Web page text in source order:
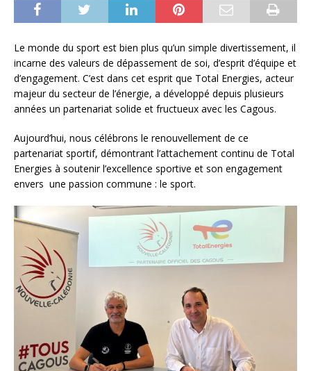
Le monde du sport est bien plus qu’un simple divertissement, il
incarne des valeurs de dépassement de soi, d’esprit d’équipe et
d’engagement. C’est dans cet esprit que Total Energies, acteur
majeur du secteur de l’énergie, a développé depuis plusieurs
années un partenariat solide et fructueux avec les Cagous.
Aujourd’hui, nous célébrons le renouvellement de ce
partenariat sportif, démontrant l’attachement continu de Total
Energies à soutenir l’excellence sportive et son engagement
envers une passion commune : le sport.